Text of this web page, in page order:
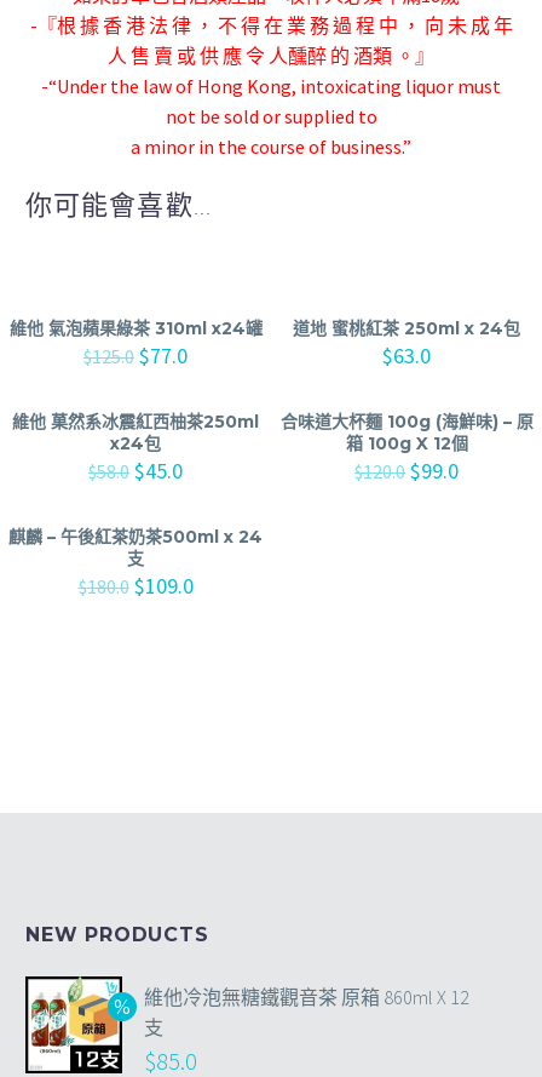
-『根 據 香 港 法 律 ， 不 得 在 業 務 過 程 中 ， 向 未 成 年
人 售 賣 或 供 應 令 人醺醉 的 酒類 。』
-“Under the law of Hong Kong, intoxicating liquor must
not be sold or supplied to
a minor in the course of business.”
你可能會喜歡...
維他 氣泡蘋果綠茶 310ml x24罐
$125.0 $77.0
道地 蜜桃紅茶 250ml x 24包
$63.0
維他 菓然系冰震紅西柚茶250ml
x24包
$58.0 $45.0
合味道大杯麵 100g (海鮮味) – 原
箱 100g X 12個
$120.0 $99.0
麒麟 – 午後紅茶奶茶500ml x 24
支
$180.0 $109.0
NEW PRODUCTS
維他冷泡無糖鐵觀音茶 原箱 860ml X 12
支
$85.0